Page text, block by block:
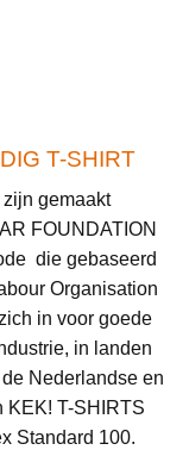
T-SHIRT
gemaakt
FOUNDATION
die gebaseerd
Organisation
in voor goede
in landen
Nederlandse en
KEK! T-SHIRTS
Standard 100.